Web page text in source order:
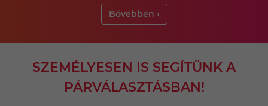
Bővebben ›
SZEMÉLYESEN IS SEGÍTÜNK A
PÁRVÁLASZTÁSBAN!